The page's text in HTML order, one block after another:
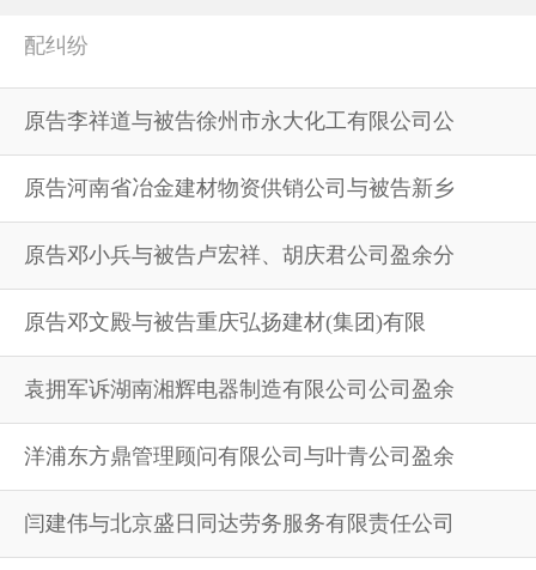
配纠纷
原告李祥道与被告徐州市永大化工有限公司公
原告河南省冶金建材物资供销公司与被告新乡
原告邓小兵与被告卢宏祥、胡庆君公司盈余分
原告邓文殿与被告重庆弘扬建材(集团)有限
袁拥军诉湖南湘辉电器制造有限公司公司盈余
洋浦东方鼎管理顾问有限公司与叶青公司盈余
闫建伟与北京盛日同达劳务服务有限责任公司